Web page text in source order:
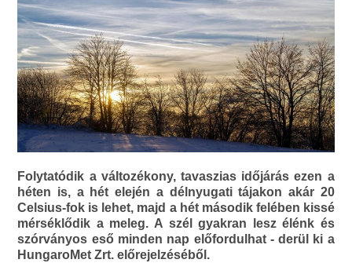
Folytatódik a változékony, tavaszias időjárás ezen a
héten is, a hét elején a délnyugati tájakon akár 20
Celsius-fok is lehet, majd a hét második felében kissé
mérséklődik a meleg. A szél gyakran lesz élénk és
szórványos eső minden nap előfordulhat - derül ki a
HungaroMet Zrt. előrejelzéséből.